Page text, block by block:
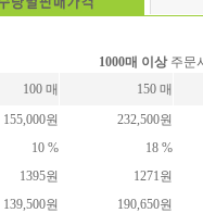
1000매 이상주문
100 매
150 매
155,000원
232,500원
10 %
18 %
1395원
1271원
139,500원 190,650원